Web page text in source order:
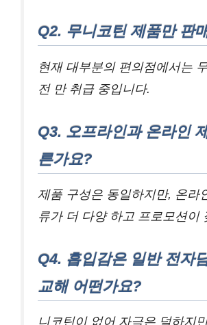
Q2. 무니코틴 제품만 판
현재 대부분의 편의점에서는
전 만 취급 중입니다.
Q3. 오프라인과 온라인
른가요?
제품 구성은 동일하지만, 온라
류가 더 다양 하고 프로모션이
Q4. 흡입감은 일반 전자
교해 어떤가요?
니코틴이 없어 자극은 덜하지